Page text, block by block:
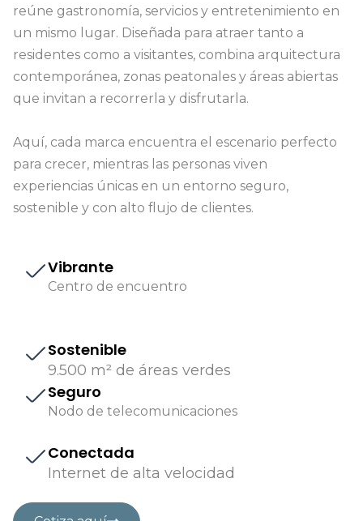
reúne gastronomía, servicios y entretenimiento en
un mismo lugar. Diseñada para atraer tanto a
residentes como a visitantes, combina arquitectura
contemporánea, zonas peatonales y áreas abiertas
que invitan a recorrerla y disfrutarla.
Aquí, cada marca encuentra el escenario perfecto
para crecer, mientras las personas viven
experiencias únicas en un entorno seguro,
sostenible y con alto flujo de clientes.
Vibrante
Centro de encuentro
Sostenible
9.500 m² de áreas verdes
Seguro
Nodo de telecomunicaciones
Conectada
Internet de alta velocidad